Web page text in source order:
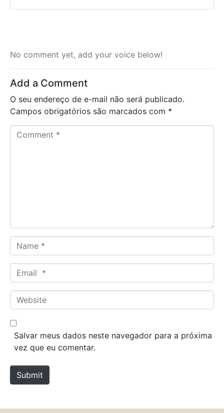
No comment yet, add your voice below!
Add a Comment
O seu endereço de e-mail não será publicado.
Campos obrigatórios são marcados com *
a
m
*
m
a
*
W
e
b
e
Salvar meus dados neste navegador para a próxima
vez que eu comentar.
Submit